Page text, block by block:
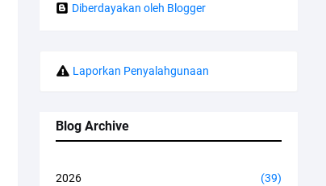
Diberdayakan oleh Blogger
Laporkan Penyalahgunaan
Blog Archive
2026 (39)